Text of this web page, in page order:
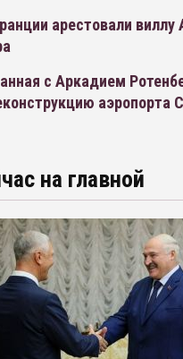
арестовали
с Аркадием
аэропорта
на главной